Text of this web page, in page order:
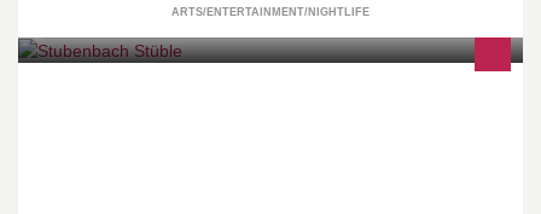
ARTS/ENTERTAINMENT/NIGHTLIFE